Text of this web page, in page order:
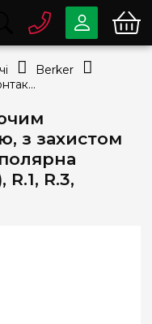
з захистом
R.3,
33-63-07
79-78
Telegram
Berker
Розетка з заземлюючим контактом, кришкою, з захистом від дітей, 16А/250В, полярна білизна (глянсовий), R.1, R.3, Berker 47512089